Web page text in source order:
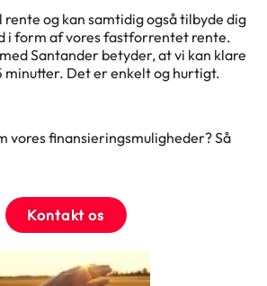
og kan samtidig også tilbyde dig
i form af vores fastforrentet rente.
Santander betyder, at vi kan klare
minutter. Det er enkelt og hurtigt.
vores finansieringsmuligheder? Så
Kontakt os